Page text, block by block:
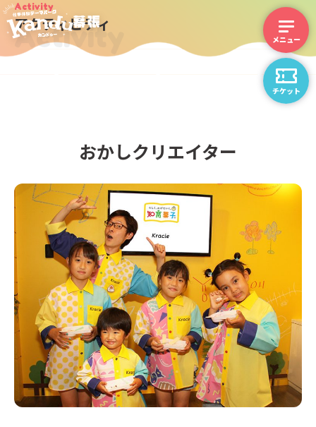
チケット
Activity
Activity
アクティビティ
おかしクリエイター